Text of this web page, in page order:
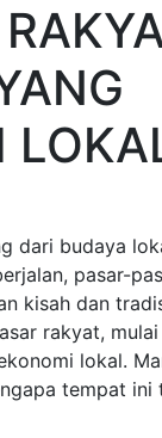
dari budaya
pasar-
kisah dan
rakyat,
lokal.
tempat ini